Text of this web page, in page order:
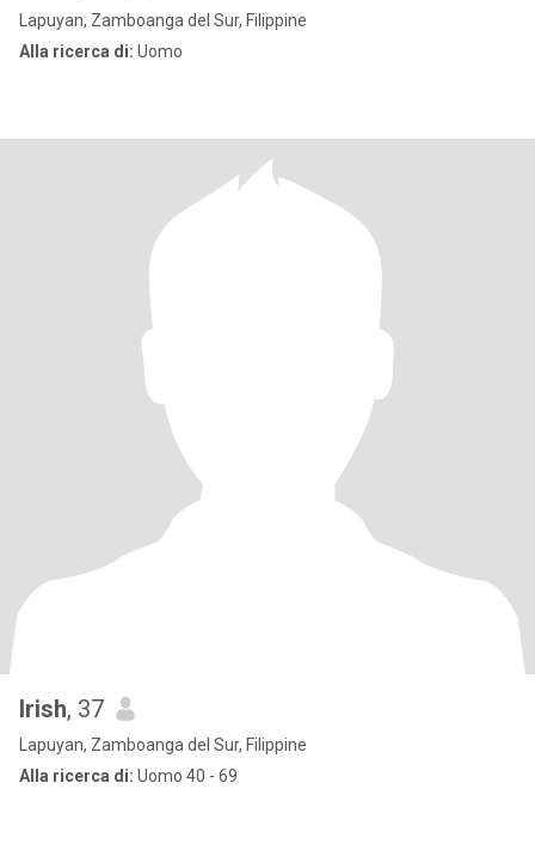
Lapuyan, Zamboanga del Sur, Filippine
Alla ricerca di: Uomo
Irish, 37
Lapuyan, Zamboanga del Sur, Filippine
Alla ricerca di: Uomo 40 - 69